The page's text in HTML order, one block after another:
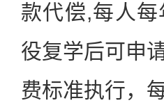
款代偿,每人
役复学后可申
费标准执行，